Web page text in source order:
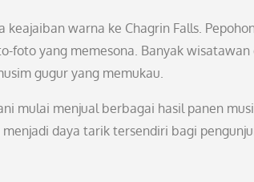
keajaiban warna ke Chagrin Falls.
foto yang memesona. Banyak
gugur yang memukau.
mulai menjual berbagai hasil panen
daya tarik tersendiri bagi